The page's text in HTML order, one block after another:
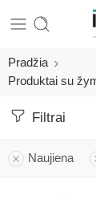
Pradžia
Produktai su
Filtrai
Naujiena